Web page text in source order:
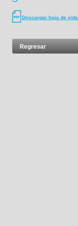
Descargar hoja de vida
Regresar